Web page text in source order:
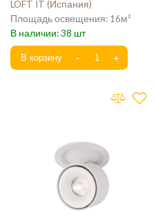
LOFT IT Испания
16
38